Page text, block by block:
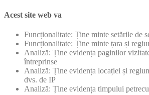
Acest site web va
Funcționalitate: Ține minte setările de
Funcționalitate: Ține minte țara și
Analiză: Ține evidența paginilor
întreprinse
Analiză: Ține evidența locației și
dvs. de IP
Analiză: Ține evidența timpului